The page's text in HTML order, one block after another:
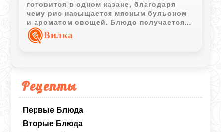
Рецепты
Первые Блюда
Вторые Блюда
готовится в одном казане, благодаря
чему рис насыщается мясным бульоном
и ароматом овощей. Блюдо получается
мягким, согревающим и особенно
подходит для домашнего обеда.
Вилка